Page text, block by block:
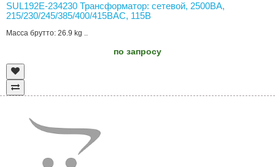
SUL192E-234230 Трансформатор: сетевой, 2500ВА,
215/230/245/385/400/415ВAC, 115В
Масса брутто: 26.9 kg ..
по запросу